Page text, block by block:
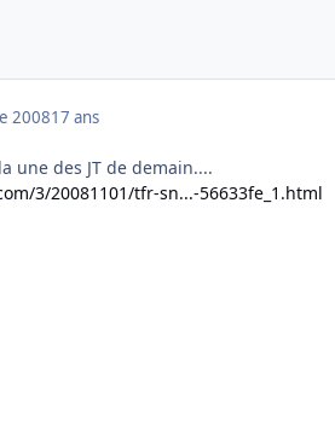
200817 ans
une des JT de demain....
3/20081101/tfr-sn...-56633fe_1.html